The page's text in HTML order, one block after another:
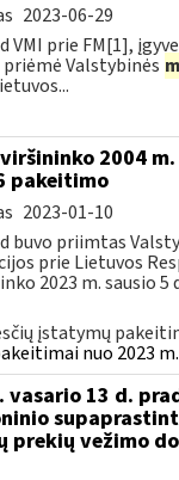
2023-06-29
VMI prie FM[1],
Valstybinės
2004
pakeitimo
2023-01-10
buvo priimtas
prie Lietuvos
2023 m. sausio 5
įstatymų
nuo 2023 m.
vasario 13 d.
prekių vežimo